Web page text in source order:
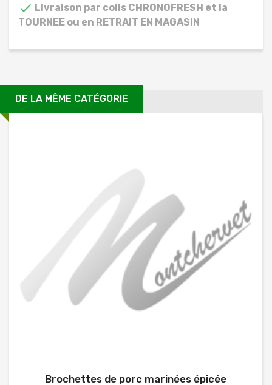
 Livraison par colis CHRONOFRESH et la
TOURNEE ou en RETRAIT EN MAGASIN
DE LA MÊME CATÉGORIE
Brochettes de porc marinées épicée